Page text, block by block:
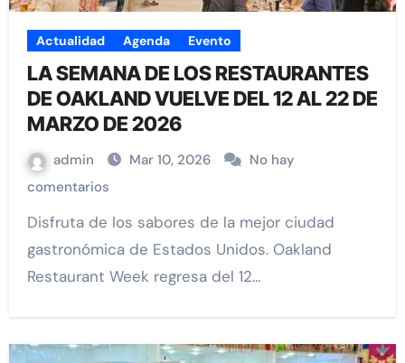
Actualidad Agenda Evento
LA SEMANA DE LOS RESTAURANTES
DE OAKLAND VUELVE DEL 12 AL 22 DE
MARZO DE 2026
admin Mar 10, 2026
No hay
comentarios
Disfruta de los sabores de la mejor ciudad
gastronómica de Estados Unidos. Oakland
Restaurant Week regresa del 12…